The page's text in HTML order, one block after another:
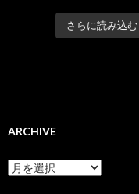
さらに読み込む
ARCHIVE
ARCHIVE